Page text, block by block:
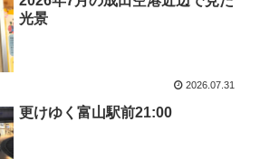
光景
2026.07.31
更けゆく富山駅前21:00